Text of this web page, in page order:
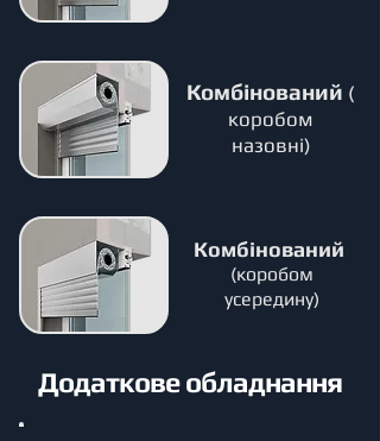
Комбінований (
коробом
назовні)
Комбінований
(коробом
усередину)
Додаткове обладнання